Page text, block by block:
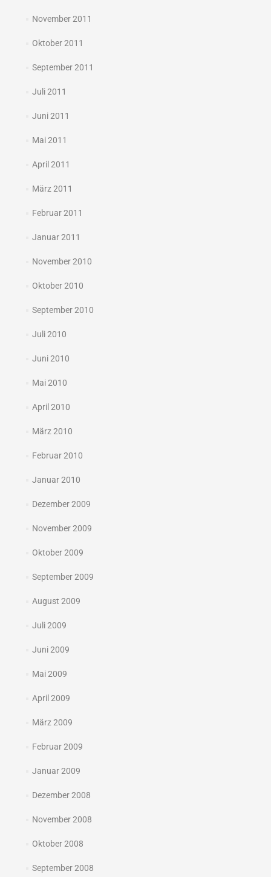
November 2011
Oktober 2011
September 2011
Juli 2011
Juni 2011
Mai 2011
April 2011
März 2011
Februar 2011
Januar 2011
November 2010
Oktober 2010
September 2010
Juli 2010
Juni 2010
Mai 2010
April 2010
März 2010
Februar 2010
Januar 2010
Dezember 2009
November 2009
Oktober 2009
September 2009
August 2009
Juli 2009
Juni 2009
Mai 2009
April 2009
März 2009
Februar 2009
Januar 2009
Dezember 2008
November 2008
Oktober 2008
September 2008